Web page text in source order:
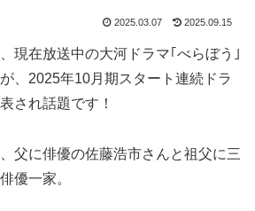
2025.03.07 2025.09.15
現在放送中の大河ドラマ｢べらぼう｣
、2025年10月期スタート連続ドラ
され話題です！
父に俳優の佐藤浩市さんと祖父に三
優一家。